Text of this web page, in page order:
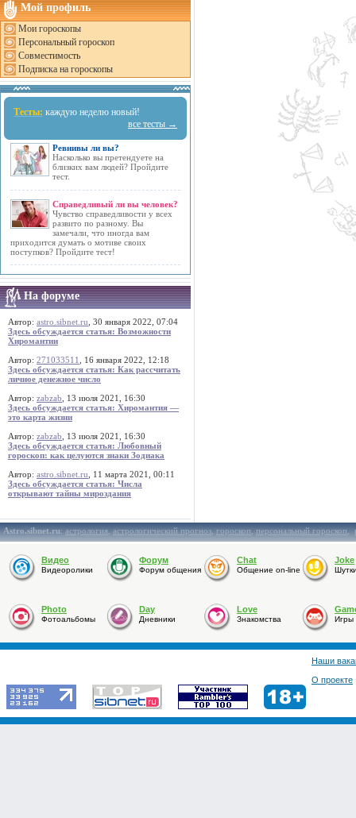
Мой профиль
Мои гороскопы
Персональный гороскоп
Совместимость
Подписка на гороскопы
Тесты: каждую неделю новый!
все тесты →
Ревнивы ли вы?
Насколько вы претендуете на
близких вам людей? Пройдите
тест.
Справедливый ли вы человек?
Чувство справедливости у всех
развито по разному. Вы
замечали, что иногда вам
приходится думать о мотиве своих
поступков? Пройдите тест!
На форуме
Автор: astro.sibnet.ru , 30 января 2022, 07:04
Здесь обсуждается статья: Возможности
Хиромантии
Автор: 271033511
, 16 января 2022, 12:18
Здесь обсуждается статья: Как рассчитать
личное денежное число
Автор: zabzab , 13 июля 2021, 16:30
Здесь обсуждается статья: Хиромантия —
это карта жизни
Автор: zabzab , 13 июля 2021, 16:30
Здесь обсуждается статья: Любовный
гороскоп: как целуются знаки Зодиака
Автор: astro.sibnet.ru , 11 марта 2021, 00:11
Здесь обсуждается статья: Числа
открывают тайны мироздания
Astro.sibnet.ru:астрология,астрологический прогноз,гороскоп,персональный гороскоп,
Видео
Видеоролики
Форум
Форум общения
Chat
Общение on-line
Joke
Photo
Фотоальбомы
Day
Дневники
Love
Знакомства Игры
Наши
О проекте